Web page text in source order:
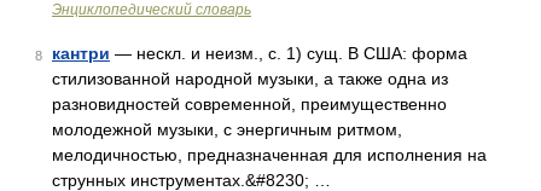
Энциклопедический словарь
8 кантри — нескл. и неизм., с. 1) сущ. В США: форма
стилизованной народной музыки, а также одна из
разновидностей современной, преимущественно
молодежной музыки, с энергичным ритмом,
мелодичностью, предназначенная для исполнения на
струнных инструментах.&#8230; …